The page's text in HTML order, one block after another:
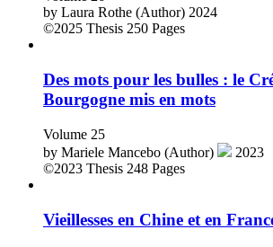
by Laura Rothe (Author) 2024
©2025 Thesis 250 Pages
Des mots pour les bulles : le
Bourgogne mis en mots
Volume 25
by Mariele Mancebo (Author)
2023
©2023 Thesis 248 Pages
Vieillesses en Chine et en